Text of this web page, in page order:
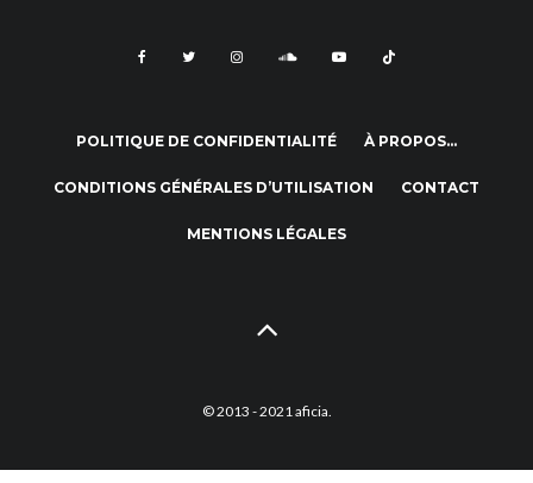
POLITIQUE DE CONFIDENTIALITÉ À PROPOS…
CONDITIONS GÉNÉRALES D’UTILISATION CONTACT
MENTIONS LÉGALES
© 2013 - 2021 aficia.